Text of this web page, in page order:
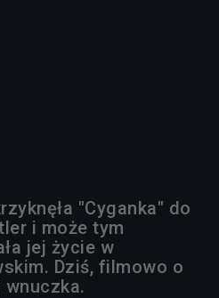
"Cyganka" do
i może tym
jej życie w
Dziś, filmowo o
wnuczka.